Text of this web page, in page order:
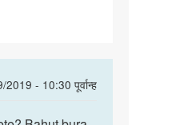
- 10:30 पूर्वान्ह